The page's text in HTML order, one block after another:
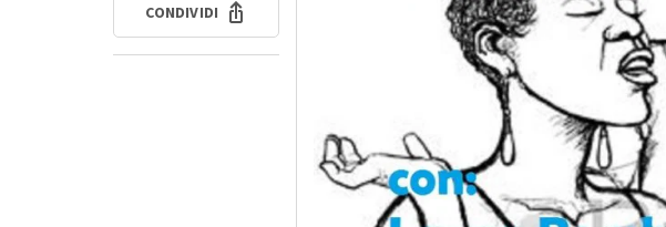
CONDIVIDI